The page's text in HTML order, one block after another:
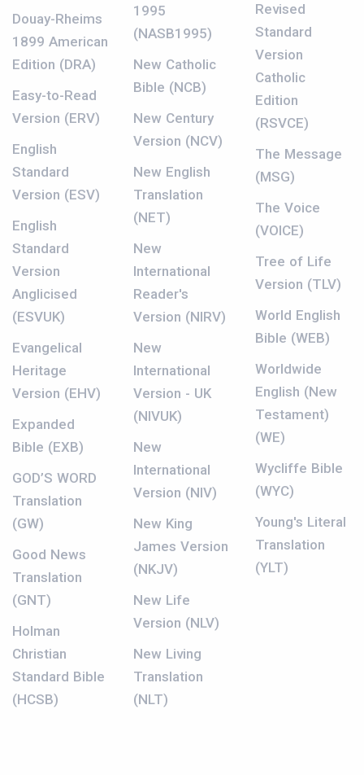
Douay-Rheims
1899 American
Edition (DRA)
Easy-to-Read
Version (ERV)
English
Standard
Version (ESV)
English
Standard
Version
Anglicised
(ESVUK)
Evangelical
Heritage
Version (EHV)
Expanded
Bible (EXB)
GOD’S WORD
Translation
(GW)
Good News
Translation
(GNT)
Holman
Christian
Standard Bible
(HCSB)
1995
(NASB1995)
New Catholic
Bible (NCB)
New Century
Version (NCV)
New English
Translation
(NET)
New
International
Reader's
Version (NIRV)
New
International
Version - UK
(NIVUK)
New
International
Version (NIV)
New King
James Version
(NKJV)
New Life
Version (NLV)
New Living
Translation
(NLT)
Revised
Standard
Version
Catholic
Edition
(RSVCE)
The Message
(MSG)
The Voice
(VOICE)
Tree of Life
Version (TLV)
World English
Bible (WEB)
Worldwide
English (New
Testament)
(WE)
Wycliffe Bible
(WYC)
Young's Literal
Translation
(YLT)